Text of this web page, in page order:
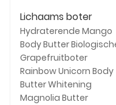
Lichaams boter
Hydraterende Mango
Body Butter
Grapefruitboter
Rainbow Unicorn Body
Butter Whitening
Magnolia Butter